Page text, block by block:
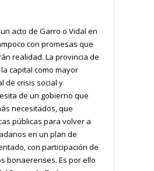
acto de Garro o Vidal en
con promesas que
realidad. La provincia de
capital como mayor
de crisis social y
de un gobierno que
necesitados, que
públicas para volver a
en un plan de
con participación de
bonaerenses. Es por ello